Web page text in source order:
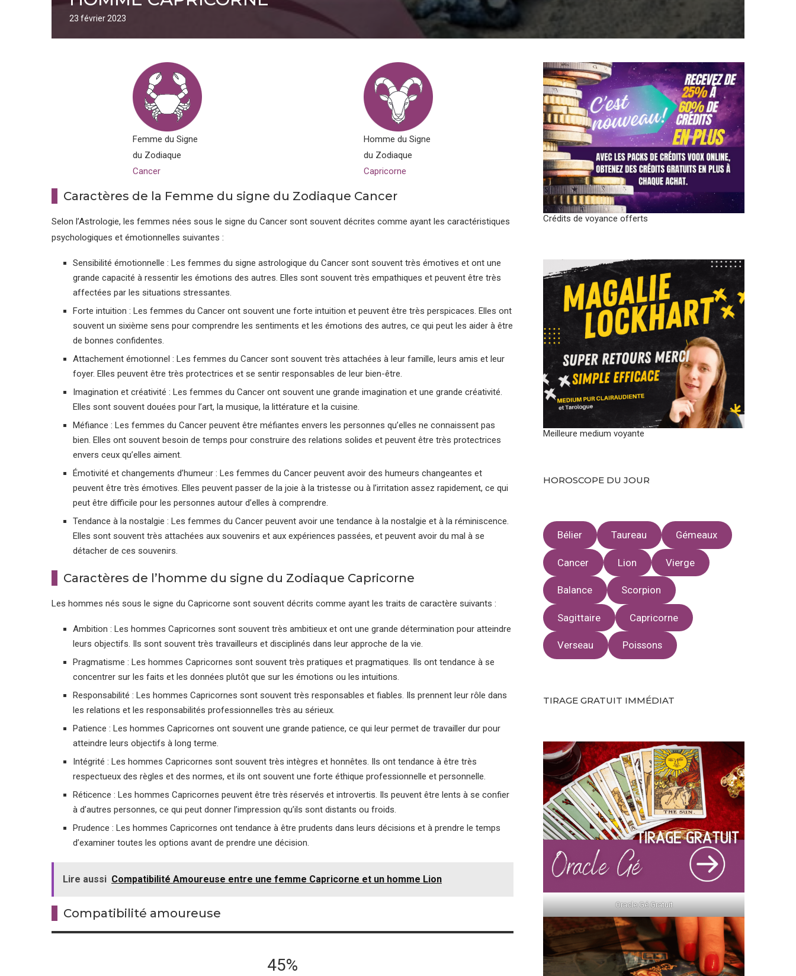
23 février 2023
Femme du Signe
du Zodiaque
Cancer
Homme du Signe
du Zodiaque
Capricorne
Caractères de la Femme du signe du Zodiaque Cancer
Selon l’Astrologie, les femmes nées sous le signe du Cancer sont souvent décrites comme ayant les caractéristiques
psychologiques et émotionnelles suivantes :
Sensibilité émotionnelle : Les femmes du signe astrologique du Cancer sont souvent très émotives et ont une
grande capacité à ressentir les émotions des autres. Elles sont souvent très empathiques et peuvent être très
affectées par les situations stressantes.
Forte intuition : Les femmes du Cancer ont souvent une forte intuition et peuvent être très perspicaces. Elles ont
souvent un sixième sens pour comprendre les sentiments et les émotions des autres, ce qui peut les aider à être
de bonnes confidentes.
Attachement émotionnel : Les femmes du Cancer sont souvent très attachées à leur famille, leurs amis et leur
foyer. Elles peuvent être très protectrices et se sentir responsables de leur bien-être.
Imagination et créativité : Les femmes du Cancer ont souvent une grande imagination et une grande créativité.
Elles sont souvent douées pour l’art, la musique, la littérature et la cuisine.
Méfiance : Les femmes du Cancer peuvent être méfiantes envers les personnes qu’elles ne connaissent pas
bien. Elles ont souvent besoin de temps pour construire des relations solides et peuvent être très protectrices
envers ceux qu’elles aiment.
Émotivité et changements d’humeur : Les femmes du Cancer peuvent avoir des humeurs changeantes et
peuvent être très émotives. Elles peuvent passer de la joie à la tristesse ou à l’irritation assez rapidement, ce qui
peut être difficile pour les personnes autour d’elles à comprendre.
Tendance à la nostalgie : Les femmes du Cancer peuvent avoir une tendance à la nostalgie et à la réminiscence.
Elles sont souvent très attachées aux souvenirs et aux expériences passées, et peuvent avoir du mal à se
détacher de ces souvenirs.
Caractères de l’homme du signe du Zodiaque Capricorne
Les hommes nés sous le signe du Capricorne sont souvent décrits comme ayant les traits de caractère suivants :
Ambition : Les hommes Capricornes sont souvent très ambitieux et ont une grande détermination pour atteindre
leurs objectifs. Ils sont souvent très travailleurs et disciplinés dans leur approche de la vie.
Pragmatisme : Les hommes Capricornes sont souvent très pratiques et pragmatiques. Ils ont tendance à se
concentrer sur les faits et les données plutôt que sur les émotions ou les intuitions.
Responsabilité : Les hommes Capricornes sont souvent très responsables et fiables. Ils prennent leur rôle dans
les relations et les responsabilités professionnelles très au sérieux.
Patience : Les hommes Capricornes ont souvent une grande patience, ce qui leur permet de travailler dur pour
atteindre leurs objectifs à long terme.
Intégrité : Les hommes Capricornes sont souvent très intègres et honnêtes. Ils ont tendance à être très
respectueux des règles et des normes, et ils ont souvent une forte éthique professionnelle et personnelle.
Réticence : Les hommes Capricornes peuvent être très réservés et introvertis. Ils peuvent être lents à se confier
à d’autres personnes, ce qui peut donner l’impression qu’ils sont distants ou froids.
Prudence : Les hommes Capricornes ont tendance à être prudents dans leurs décisions et à prendre le temps
d’examiner toutes les options avant de prendre une décision.
Lire aussi Compatibilité Amoureuse entre une femme Capricorne et un homme Lion
Compatibilité amoureuse
45%
Crédits de voyance offerts
Meilleure medium voyante
HOROSCOPE DU JOUR
Bélier Taureau Gémeaux
Cancer Lion Vierge
Balance Scorpion
Sagittaire Capricorne
Verseau Poissons
TIRAGE GRATUIT IMMÉDIAT
Oracle Gé Gratuit